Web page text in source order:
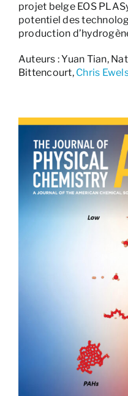
projet belge EOS
potentiel des
production
Auteurs : Yuan Tian,
Bittencourt, Chris